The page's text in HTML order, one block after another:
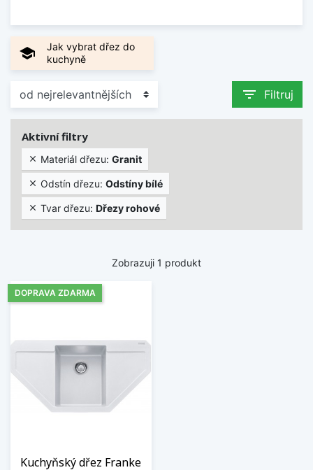
school
Jak vybrat dřez do
kuchyně
filter_list Filtruj
Aktivní filtry
 Materiál dřezu: Granit
 Odstín dřezu: Odstíny bílé
 Tvar dřezu: Dřezy rohové
Zobrazuji 1 produkt
Kuchyňský dřez Franke
DOPRAVA ZDARMA